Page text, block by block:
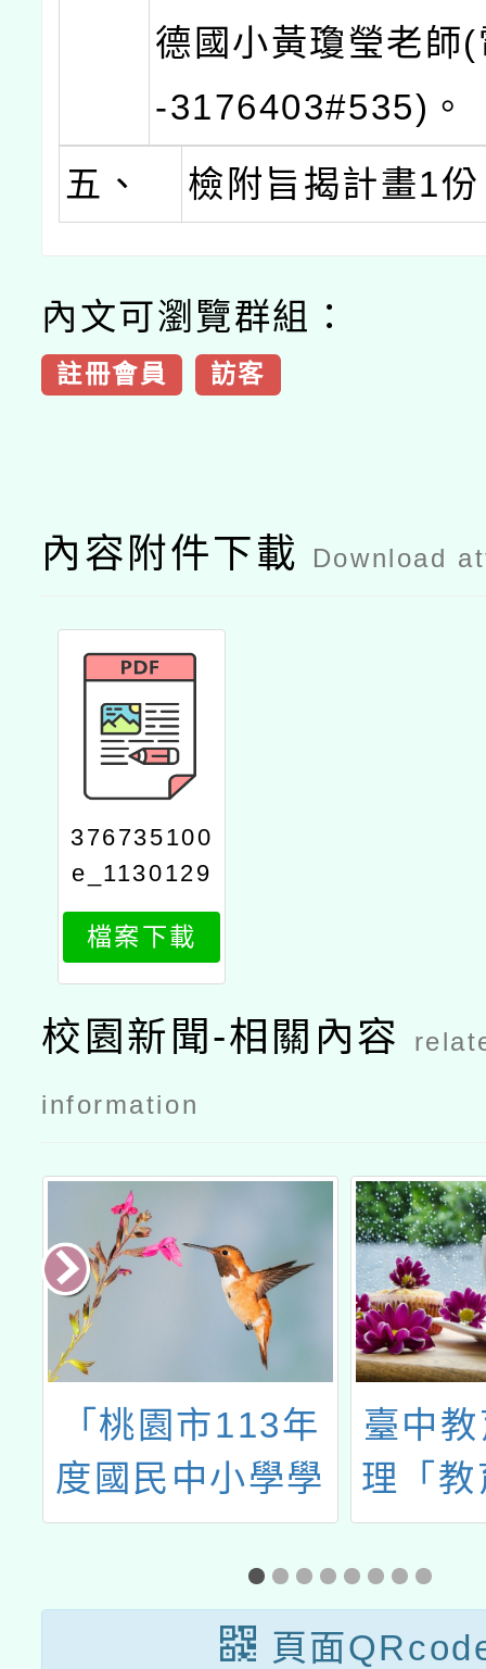
德國小黃瓊瑩老師
-3176403#535)。
五、
檢附旨揭計畫1
內文可瀏覽群組：
註冊會員 訪客
內容附件下載 Download
376735100
e_1130129
846_attach
1
檔案下載
校園新聞-相關內容
information
「桃園市113年
度國民中小學學
生專題研究比
臺中
理「
114年
競賽
讀文
頁面